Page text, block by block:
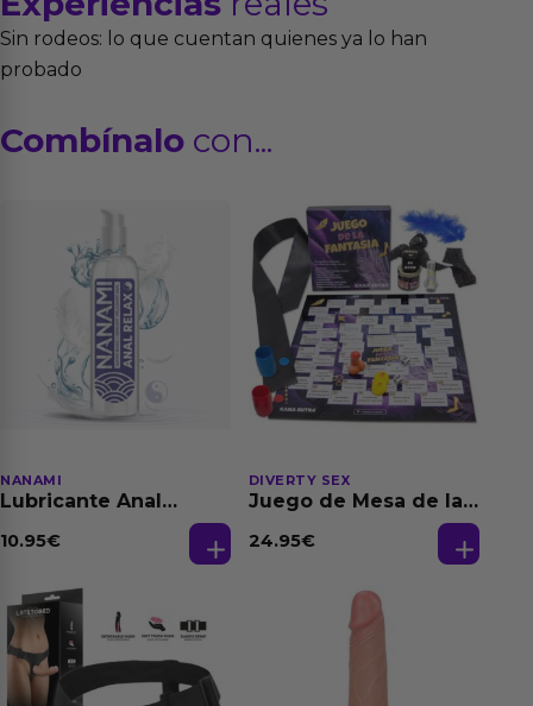
Sin rodeos: lo que cuentan quienes ya lo han
probado
Combínalo con...
NANAMI
Lubricante Anal
Dilatación Base Agua
10.95€
DIVERTY SEX
Juego de Mesa de las
24.95€